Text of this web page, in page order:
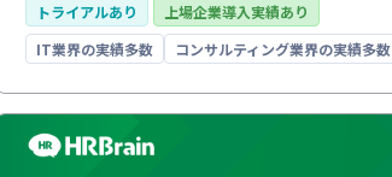
トライアルあり
上場企業導入実績あり
IT業界の実績多数
コンサルティング業界の実績多数